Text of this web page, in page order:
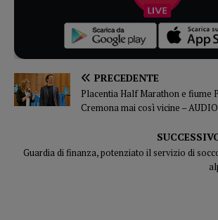
PRECEDENTE
Placentia Half Marathon e fiume
Cremona mai così vicine – AUDIO
Guardia di finanza, potenziato il servizio di